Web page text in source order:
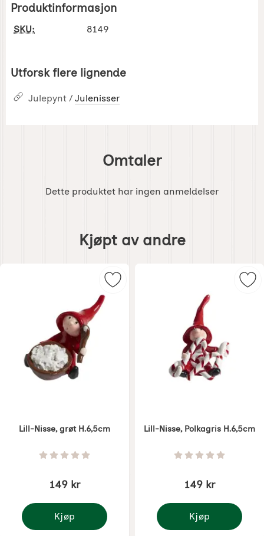
Produktinformasjon
SKU: 8149
Utforsk flere lignende
Julepynt / Julenisser
Omtaler
Dette produktet har ingen anmeldelser
andre
Kjøpt av andre
Lill-Nisse, grøt H.6,5cm
Varenummer 8150Vurdering: 0 Stjerne av 5
149 kr
Kjøp
Lill-Nisse, grøt H.6,5cm
Merk lill-Nisse, grøt H.6,5cm som
Lill-Nisse, Polkagris H.6,5cm
Varenummer 8152Vurdering: 0
149 kr
Kjøp
Lill-Nisse, Polkagris